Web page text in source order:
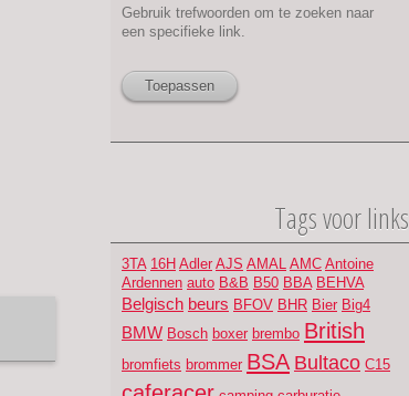
Gebruik trefwoorden om te zoeken naar
een specifieke link.
Tags voor links
3TA 16H Adler AJS AMAL AMC Antoine
Ardennen auto B&B B50 BBA BEHVA
Belgisch beurs BFOV BHR Bier Big4
BMW Bosch boxer brembo British
bromfiets brommer BSA Bultaco C15